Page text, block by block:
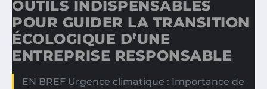
OUTILS INDISPENSABLES
POUR GUIDER LA TRANSITION
ÉCOLOGIQUE D’UNE
ENTREPRISE RESPONSABLE
EN BREF Urgence climatique : Importance de